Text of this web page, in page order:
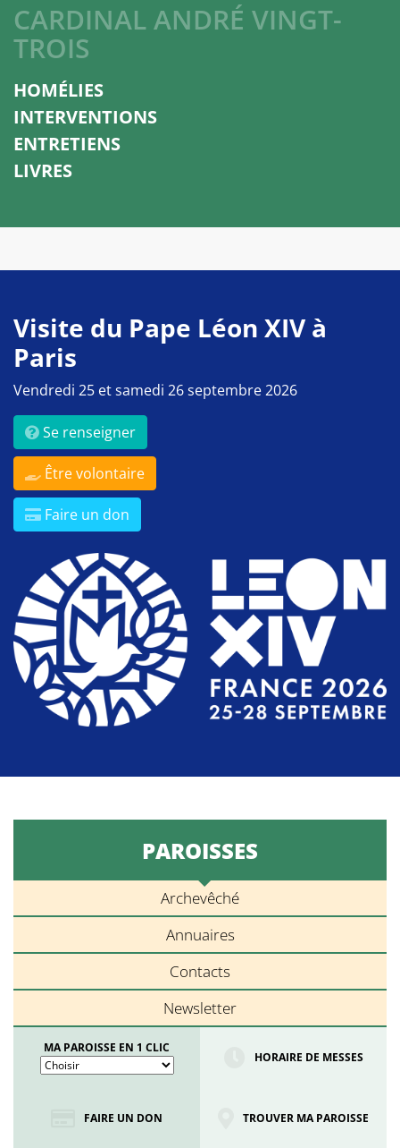
CARDINAL ANDRÉ VINGT-
TROIS
HOMÉLIES
INTERVENTIONS
ENTRETIENS
LIVRES
Visite du Pape Léon XIV à
Paris
Vendredi 25 et samedi 26 septembre 2026
Se renseigner
Être volontaire
Faire un don
PAROISSES
Archevêché
Annuaires
Contacts
Newsletter
MA PAROISSE EN 1 CLIC
HORAIRE DE MESSES
FAIRE UN DON TROUVER MA PAROISSE